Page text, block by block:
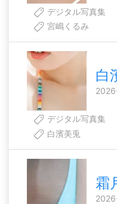
デジタル写真集
宮嶋くるみ
白
デジタル写真集
白濱美兎
霜